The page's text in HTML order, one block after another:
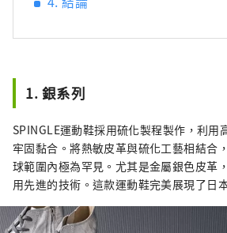
1. 銀系列
SPINGLE運動鞋採用硫化製程製作，利用
牢固黏合。將熱敏皮革與硫化工藝相結合
球範圍內極為罕見。尤其是金屬銀色皮革
用先進的技術。這款運動鞋完美展現了日